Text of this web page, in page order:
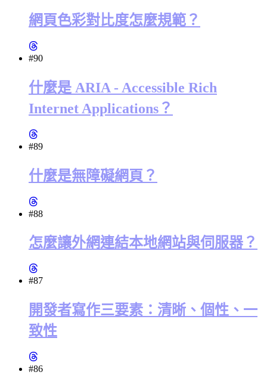
網頁色彩對比度怎麼規範？
#90
什麼是 ARIA - Accessible Rich
Internet Applications？
#89
什麼是無障礙網頁？
#88
怎麼讓外網連結本地網站與伺服器？
#87
開發者寫作三要素：清晰、個性、一
致性
#86